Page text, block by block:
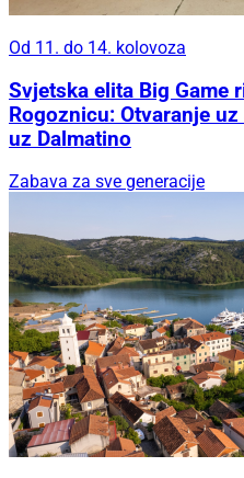
Od 11. do 14. kolovoza
Svjetska elita Big Game
Rogoznicu: Otvaranje
uz Dalmatino
Zabava za sve generacije